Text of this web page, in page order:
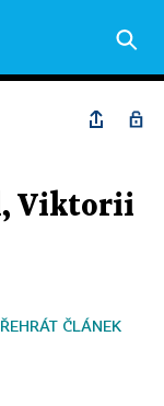
Viktorii
ČLÁNEK